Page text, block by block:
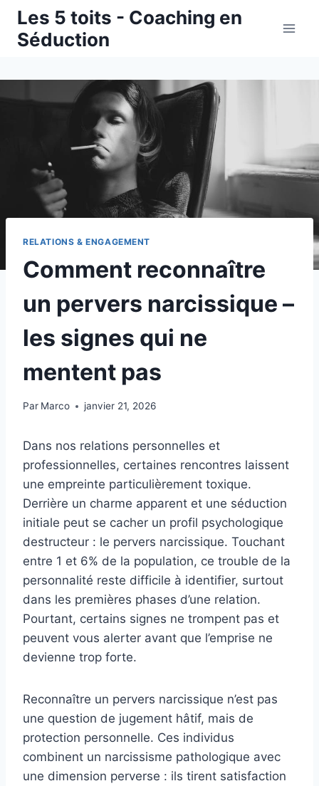
Aller
contenu
Les 5 toits - Coaching en
Séduction
RELATIONS & ENGAGEMENT
Comment reconnaître
un pervers narcissique –
les signes qui ne
mentent pas
Par Marco janvier 21, 2026
Dans nos relations personnelles et
professionnelles, certaines rencontres laissent
une empreinte particulièrement toxique.
Derrière un charme apparent et une séduction
initiale peut se cacher un profil psychologique
destructeur : le pervers narcissique. Touchant
entre 1 et 6% de la population, ce trouble de la
personnalité reste difficile à identifier, surtout
dans les premières phases d’une relation.
Pourtant, certains signes ne trompent pas et
peuvent vous alerter avant que l’emprise ne
devienne trop forte.
Reconnaître un pervers narcissique n’est pas
une question de jugement hâtif, mais de
protection personnelle. Ces individus
combinent un narcissisme pathologique avec
une dimension perverse : ils tirent satisfaction